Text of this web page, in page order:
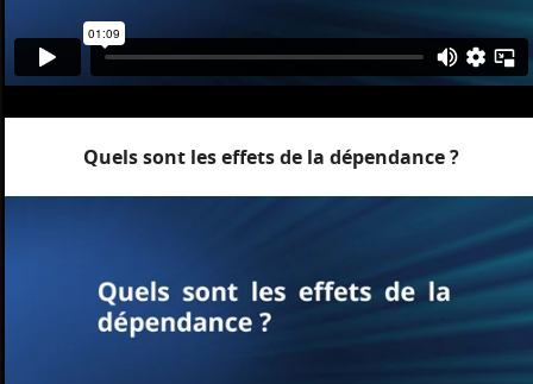
Quels sont les effets de la dépendance ?